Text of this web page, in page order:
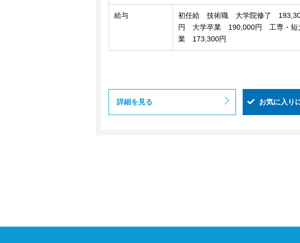
給与
初任給 技術職 大学院修了
円 大学卒業 190,000円 工専・短
業 173,300円
詳細を見る お気に入り